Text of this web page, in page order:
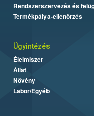
Rendszerszervezés és
Termékpálya-ellenőrzés
Ügyintézés
Élelmiszer
Állat
Növény
Labor/Egyéb